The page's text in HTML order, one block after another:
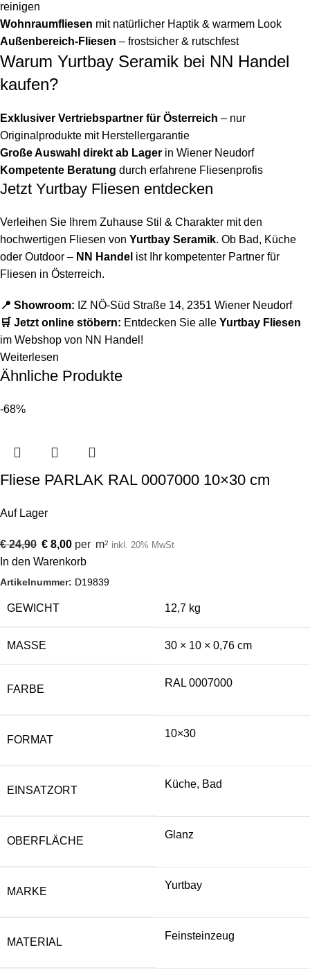
reinigen
Wohnraumfliesen mit natürlicher Haptik & warmem Look
Außenbereich-Fliesen – frostsicher & rutschfest
Warum Yurtbay Seramik bei NN Handel
kaufen?
Exklusiver Vertriebspartner für Österreich – nur
Originalprodukte mit Herstellergarantie
Große Auswahl direkt ab Lager in Wiener Neudorf
Kompetente Beratung durch erfahrene Fliesenprofis
Jetzt Yurtbay Fliesen entdecken
Verleihen Sie Ihrem Zuhause Stil & Charakter mit den
hochwertigen Fliesen von Yurtbay Seramik. Ob Bad, Küche
oder Outdoor – NN Handel ist Ihr kompetenter Partner für
Fliesen in Österreich.
📍 Showroom: IZ NÖ-Süd Straße 14, 2351 Wiener Neudorf
🛒 Jetzt online stöbern: Entdecken Sie alle Yurtbay Fliesen
im Webshop von NN Handel!
Weiterlesen
Ähnliche Produkte
-68%
Fliese PARLAK RAL 0007000 10×30 cm
Auf Lager
€24,90 € 8,00 per m2 inkl. 20% MwSt
In den Warenkorb
Artikelnummer: D19839
GEWICHT 12,7 kg
MASSE 30 × 10 × 0,76 cm
FARBE
RAL 0007000
FORMAT
10×30
EINSATZORT
Küche, Bad
OBERFLÄCHE
Glanz
MARKE
Yurtbay
MATERIAL
Feinsteinzeug